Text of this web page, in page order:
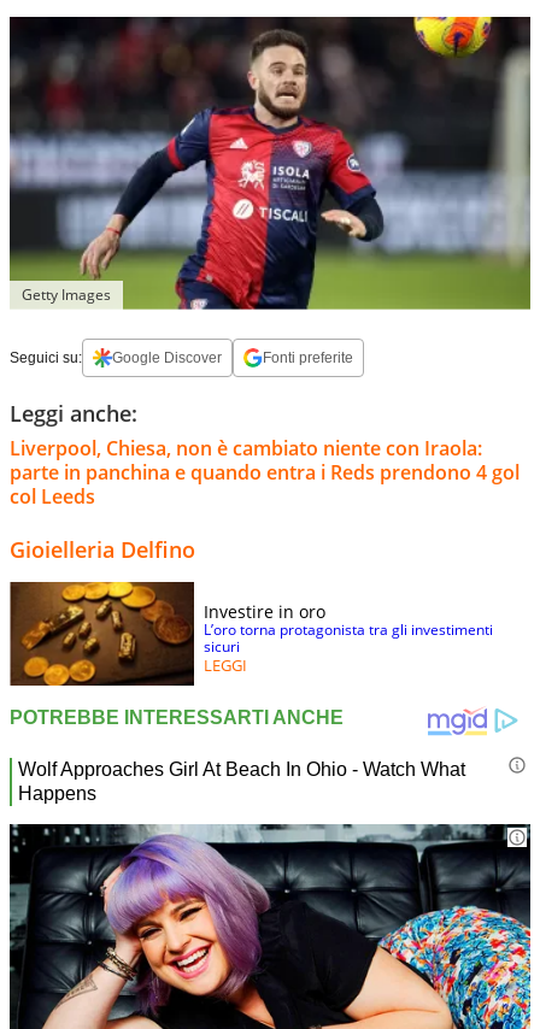
Getty Images
Seguici su: Google Discover Fonti preferite
Leggi anche:
Liverpool, Chiesa, non è cambiato niente con Iraola:
parte in panchina e quando entra i Reds prendono 4 gol
col Leeds
Gioielleria Delfino
Investire in oro
L’oro torna protagonista tra gli investimenti
sicuri
LEGGI